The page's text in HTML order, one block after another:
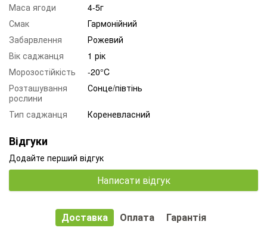
Маса ягоди
4-5г
Смак
Гармонійний
Забарвлення
Рожевий
Вік саджанця
1 рік
Морозостійкість
-20°C
Розташування
рослини
Сонце/півтінь
Тип саджанця Кореневласний
Відгуки
Додайте перший відгук
Написати відгук
Доставка Оплата Гарантія